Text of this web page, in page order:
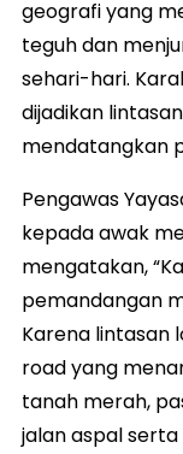
geografi yang
teguh dan
sehari-hari.
dijadikan
mendatangkan
Pengawas
kepada awak
mengatakan,
pemandangan
Karena lintasan
road yang
tanah merah,
jalan aspal